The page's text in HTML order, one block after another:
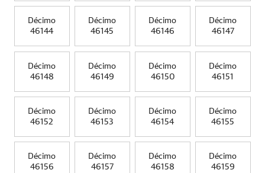
Décimo
46144
Décimo
46145
Décimo
46146
Décimo
46147
Décimo
46148
Décimo
46149
Décimo
46150
Décimo
46151
Décimo
46152
Décimo
46153
Décimo
46154
Décimo
46155
Décimo
46156
Décimo
46157
Décimo
46158
Décimo
46159